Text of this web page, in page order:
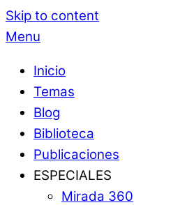
Skip to content
Menu
Inicio
Temas
Blog
Biblioteca
Publicaciones
ESPECIALES
Mirada 360